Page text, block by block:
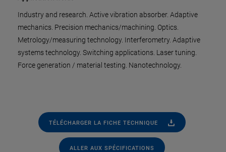
Industry and research. Active vibration absorber. Adaptive
mechanics. Precision mechanics/machining. Optics.
Metrology/measuring technology. Interferometry. Adaptive
systems technology. Switching applications. Laser tuning.
Force generation / material testing. Nanotechnology.
TÉLÉCHARGER LA FICHE TECHNIQUE
ALLER AUX SPÉCIFICATIONS